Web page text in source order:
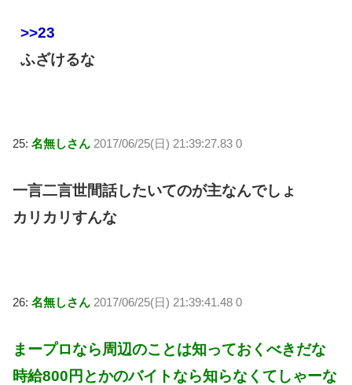
>>23
ふざけるな
25: 名無しさん 2017/06/25(日) 21:39:27.83 0
一言二言世間話したいてのが主なんでしょ
カリカリすんな
26: 名無しさん 2017/06/25(日) 21:39:41.48 0
まープロなら周辺のことは知っておくべきだな
時給800円とかのバイトなら知らなくてしゃーな